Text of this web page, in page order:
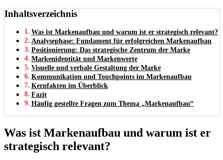
Inhaltsverzeichnis
Was ist Markenaufbau und warum ist er strategisch relevant?
Analysephase: Fundament für erfolgreichen Markenaufbau
Positionierung: Das strategische Zentrum der Marke
Markenidentität und Markenwerte
Visuelle und verbale Gestaltung der Marke
Kommunikation und Touchpoints im Markenaufbau
Kernfakten im Überblick
Fazit
Häufig gestellte Fragen zum Thema „Markenaufbau“
Was ist Markenaufbau und warum ist er
strategisch relevant?